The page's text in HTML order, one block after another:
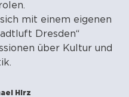
mit einem eigenen
Dresden“
über Kultur und
Hirz